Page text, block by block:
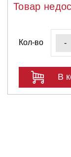
Товар
Кол-во -
В